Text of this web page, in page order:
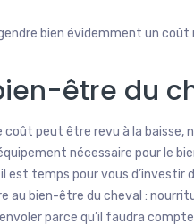
bien évidemment un coût
être du
peut être revu à la baisse,
nécessaire pour le
est temps pour vous
au bien-être du cheval :
parce qu’il faudra